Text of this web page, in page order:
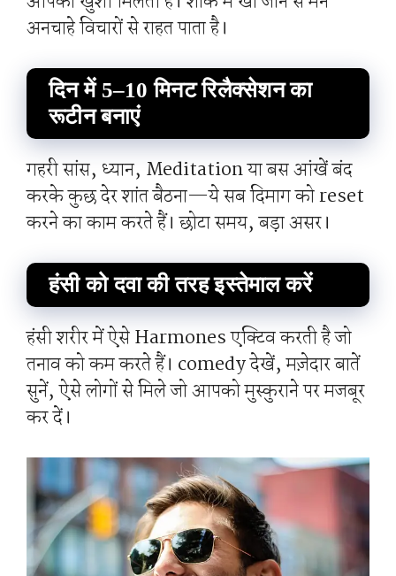
अनचाहे विचारों से राहत पाता है।
दिन में 5–10 मिनट रिलैक्सेशन का
रूटीन बनाएं
गहरी सांस, ध्यान, Meditation या बस आंखें बंद
करके कुछ देर शांत बैठना—ये सब दिमाग को reset
करने का काम करते हैं। छोटा समय, बड़ा असर।
हंसी को दवा की तरह इस्तेमाल करें
हंसी शरीर में ऐसे Harmones एक्टिव करती है जो
तनाव को कम करते हैं। comedy देखें, मज़ेदार बातें
सुनें, ऐसे लोगों से मिले जो आपको मुस्कुराने पर मजबूर
कर दें।